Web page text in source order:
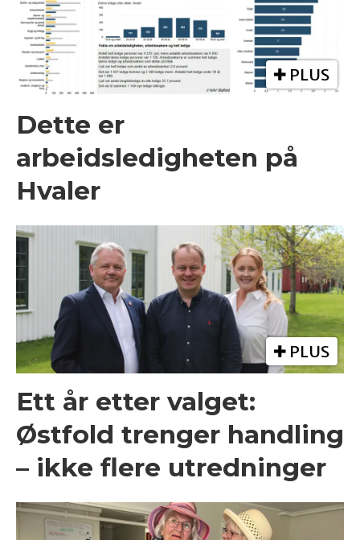
PLUS
Dette er
arbeidsledigheten på
Hvaler
PLUS
Ett år etter valget:
Østfold trenger handling
– ikke flere utredninger